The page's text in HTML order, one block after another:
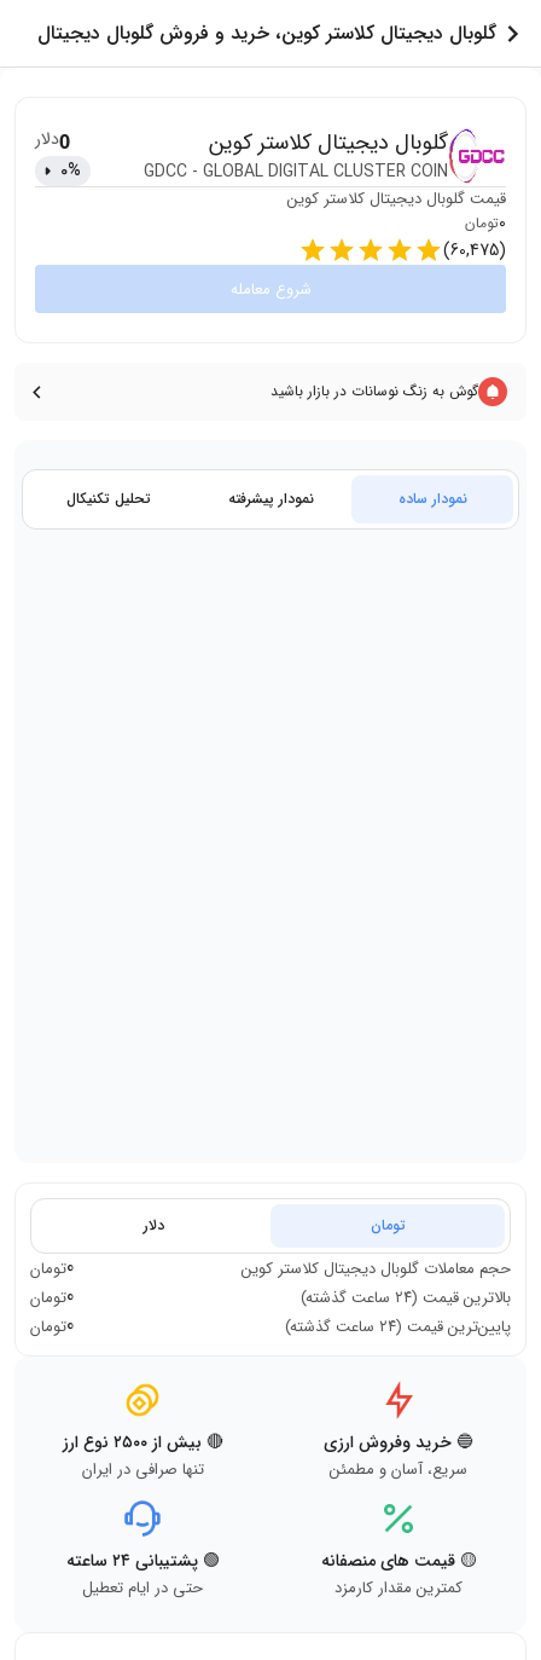
گلوبال دیجیتال کلاستر کوین، خرید و فروش گلوبال دیجیتال
کلاستر کوین
گلوبال دیجیتال کلاستر کوین
GDCC - GLOBAL DIGITAL CLUSTER COIN
0دلار
0%
قیمت گلوبال دیجیتال کلاستر کوین
0تومان
(
60,475
)
شروع معامله
گوش به زنگ نوسانات در بازار باشید
نمودار ساده نمودار پیشرفته تحلیل تکنیکال
تومان دلار
حجم معاملات گلوبال دیجیتال کلاستر کوین 0تومان
بالاترین قیمت (۲۴ ساعت گذشته)
0تومان
پایین‌ترین قیمت (۲۴ ساعت گذشته)
0تومان
🔵 خرید وفروش ارزی
سریع، آسان و مطمئن
🔴 بیش از ۲۵۰۰ نوع ارز
تنها صرافی در ایران
🟡 قیمت های منصفانه
کمترین مقدار کارمزد
🟢 پشتیبانی ۲۴ ساعته
حتی در ایام تعطیل